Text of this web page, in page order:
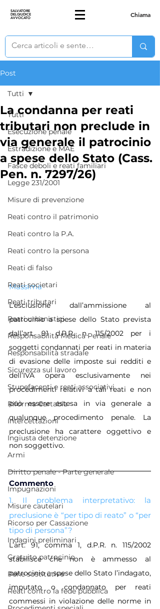
SALVATORE
DELGIUDICE
AVVOCATO Chiama
Post
Tutti
Esecuzione penale
Estradizione e MAE
Fasce deboli e reati familiari
Legge 231/2001
Misure di prevenzione
Reati contro il patrimonio
Reati contro la P.A.
Reati contro la persona
Reati di falso
Reati societari
Reati tributari
Reati urbanistici
Responsabilità Medica Penale
Responsabilità stradale
Sicurezza sul lavoro
Stupefacenti e reati associativi
Riforma Cartabia
Intercettazioni
Ingiusta detenzione
Armi
Diritto penale - Parte generale
Impugnazioni
Misure cautelari
Ricorso per Cassazione
Indagini preliminari
Gratuito patrocinio
Pene sostitutive
Reati contro la fede pubblica
Tutti
La condanna per reati
tributari non preclude in
via generale il patrocinio
a spese dello Stato (Cass.
Pen. n. 7297/26)
Massima
L’esclusione dall’ammissione al
patrocinio a spese dello Stato prevista
dall’art. 91 d.P.R. n. 115/2002 per i
soggetti condannati per reati in materia
di evasione delle imposte sui redditi e
dell’IVA opera esclusivamente nei
procedimenti relativi a tali reati e non
può essere estesa in via generale a
qualunque procedimento penale. La
preclusione ha carattere oggettivo e
non soggettivo.
Commento
1. Il problema interpretativo: la
preclusione è “per tipo di reato” o “per
tipo di persona”?
L’art. 91, comma 1, d.P.R. n. 115/2002
stabilisce che non è ammesso al
patrocinio a spese dello Stato l’indagato,
imputato o condannato per reati
commessi in violazione delle norme in